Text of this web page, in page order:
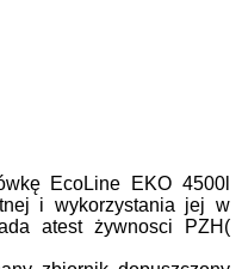
EcoLine EKO 4500l
i wykorzystania jej w
atest żywnosci PZH(